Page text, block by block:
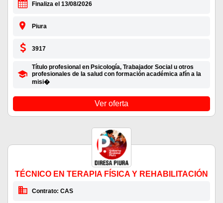
Finaliza el 13/08/2026
Piura
3917
Título profesional en Psicología, Trabajador Social u otros
profesionales de la salud con formación académica afín a la
misi�
Ver oferta
TÉCNICO EN TERAPIA FÍSICA Y REHABILITACIÓN
Contrato: CAS